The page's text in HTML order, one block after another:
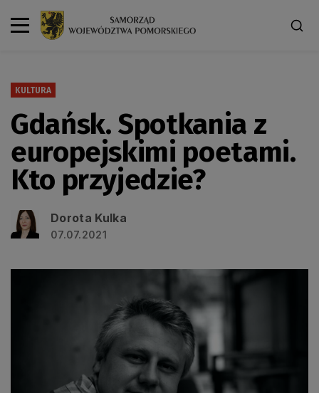
KULTURA
Gdańsk. Spotkania z
europejskimi poetami.
Kto przyjedzie?
Dorota Kulka
07.07.2021